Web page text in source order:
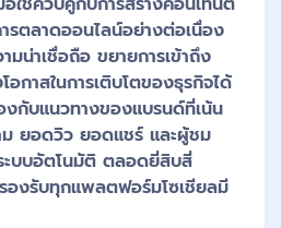
ตลาดออนไลน์อย่างต่อเนื่อง
มน่าเชื่อถือ ขยายการเข้าถึง
อกาสในการเติบโตของธุรกิจได้
งกับแนวทางของแบรนด์ที่เน้น
ยอดวิว ยอดแชร์ และผู้ชม
บบอัตโนมัติ ตลอดยี่สิบสี่
องรับทุกแพลตฟอร์มโซเชียลมี